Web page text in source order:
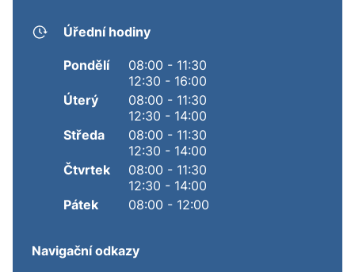
Úřední hodiny
Pondělí
08:00 - 11:30
12:30 - 16:00
Úterý
08:00 - 11:30
12:30 - 14:00
Středa
08:00 - 11:30
12:30 - 14:00
Čtvrtek
08:00 - 11:30
12:30 - 14:00
Pátek
08:00 - 12:00
Navigační odkazy